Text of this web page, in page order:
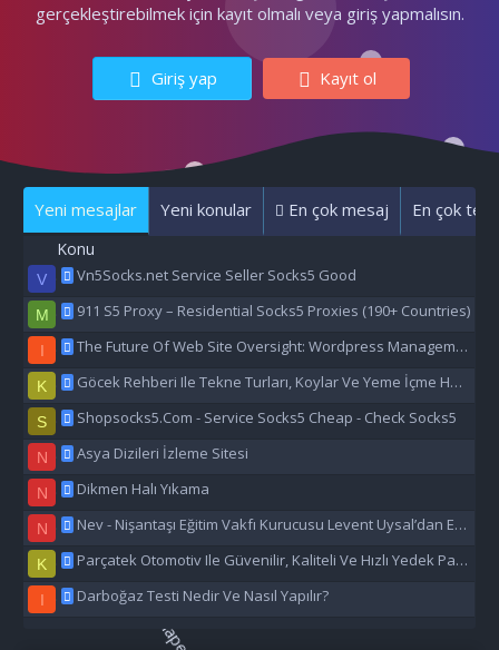
gerçekleştirebilmek için kayıt olmalı veya giriş yapmalısın.
Giriş yap Kayıt ol
Yeni mesajlar Yeni konular En çok mesaj En çok
Konu
V Vn5Socks.net Service Seller Socks5 Good
M 911 S5 Proxy – Residential Socks5 Proxies (190+ Countries)
I The Future Of Web Site Oversight: Wordpress Management Aı
K Göcek Rehberi Ile Tekne Turları, Koylar Ve Yeme İçme Hakkında Eşsiz Bilgiler
S Shopsocks5.Com - Service Socks5 Cheap - Check Socks5
N Asya Dizileri İzleme Sitesi
N Dikmen Halı Yıkama
N Nev - Nişantaşı Eğitim Vakfı Kurucusu Levent Uysal’dan Eğitime Büyük Destek
K Parçatek Otomotiv Ile Güvenilir, Kaliteli Ve Hızlı Yedek Parça Çözümleri
I Darboğaz Testi Nedir Ve Nasıl Yapılır?